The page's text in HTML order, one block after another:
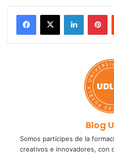
LinkedIn
Blog
Somos partícipes de la
creativos e innovadores, con